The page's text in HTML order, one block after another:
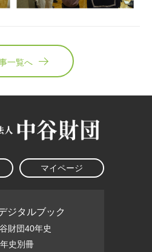
一覧へ
マイページ
ジタルブック
財団40年史
史別冊